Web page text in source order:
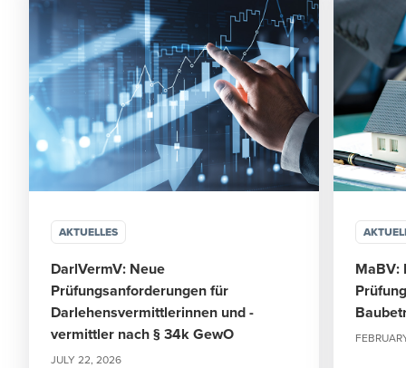
AKTUELLES
DarlVermV: Neue
Prüfungsanforderungen für
Darlehensvermittlerinnen und -
vermittler nach § 34k GewO
JULY 22, 2026
MaBV: